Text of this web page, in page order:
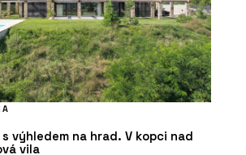
výhledem na hrad. V kopci nad
vila